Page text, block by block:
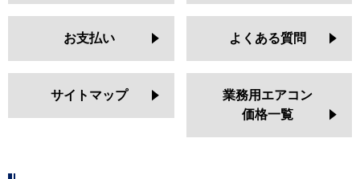
お支払い よくある質問
サイトマップ
業務用エアコン
価格一覧